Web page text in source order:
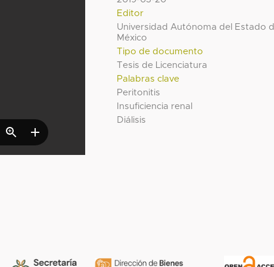
Editor
Universidad Autónoma del Estado
México
Tipo de documento
Tesis de Licenciatura
Palabras clave
Peritonitis
Insuficiencia renal
Diálisis